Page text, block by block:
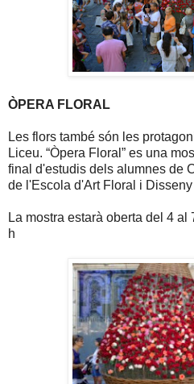
ÒPERA FLORAL
Les flors també són les
Liceu. “Òpera Floral” es una
final d'estudis dels alumnes de
de l'Escola d'Art Floral i
La mostra estarà oberta del 4
h